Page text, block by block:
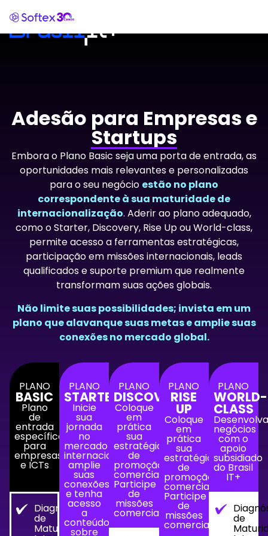
Adesão para Empresas e
Startups
Embora o Plano Basic seja uma porta de entrada, as
oportunidades mais relevantes e personalizadas
para o seu negócio estão no plano
correspondente à sua maturidade de
internacionalização. Aderir ao plano adequado,
como o Starter, Discovery, Rise Up ou World-class,
permite acesso a ferramentas estratégicas,
participação em missões internacionais, leads
qualificados e suporte premium que realmente
transformam suas ações globais.
Não limite suas possibilidades; invista em um
plano que alavanque suas metas e amplie suas
conexões no mercado global.
PLANO
BASIC
Plano
de
entrada
específico
para
empresas
e ICTs
Diagnóstico
de
Maturidade
PLANO
STARTER
Inicie
sua
jornada
no
mercado
internacional,
amplie
suas
conexões
e tenha
acesso
a
conteúdo
sobre
PLANO
DISCOVERY
Coloque
em
prática
sua
estratégia
de
promoção
comercial.
Participe
de
missões
comerciais
PLANO
RISE
UP
Coloque
em
prática
sua
estratégia
de
promoção
comercial.
Participe
de
missões
comerciais.
PLANO
WORLD-
CLASS
Desenvolva
negócios
com o
apoio
subsidiado
do Brasil
IT+
de